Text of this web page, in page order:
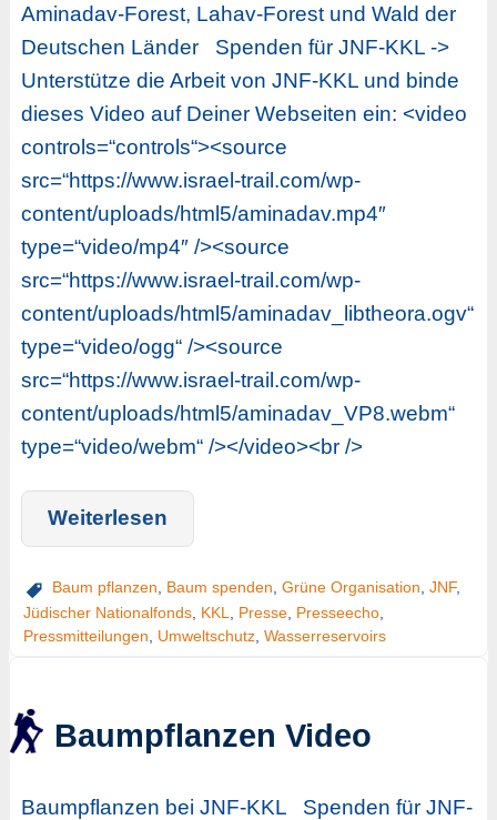
Aminadav-Forest, Lahav-Forest und Wald der
Deutschen Länder Spenden für JNF-KKL ->
Unterstütze die Arbeit von JNF-KKL und binde
dieses Video auf Deiner Webseiten ein: <video
controls=“controls“><source
src=“https://www.israel-trail.com/wp-
content/uploads/html5/aminadav.mp4″
type=“video/mp4″ /><source
src=“https://www.israel-trail.com/wp-
content/uploads/html5/aminadav_libtheora.ogv“
type=“video/ogg“ /><source
src=“https://www.israel-trail.com/wp-
content/uploads/html5/aminadav_VP8.webm“
type=“video/webm“ /></video><br />
Weiterlesen
Baum pflanzen, Baum spenden, Grüne Organisation, JNF,
Jüdischer Nationalfonds, KKL Presse, Presseecho,
Pressmitteilungen
Umweltschutz, Wasserreservoirs
Baumpflanzen Video
Baumpflanzen bei JNF-KKL Spenden für JNF-